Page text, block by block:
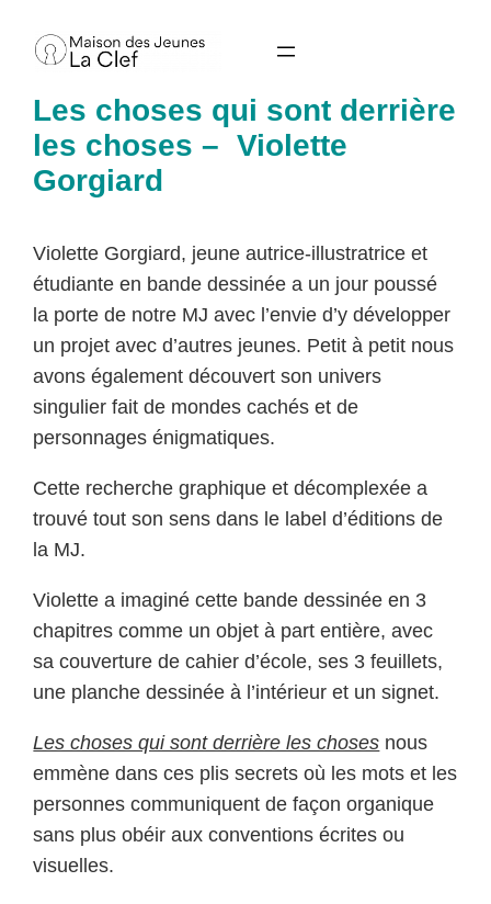
Les choses qui sont derrière
les choses – Violette
Gorgiard
Violette Gorgiard, jeune autrice-illustratrice et
étudiante en bande dessinée a un jour poussé
la porte de notre MJ avec l’envie d’y développer
un projet avec d’autres jeunes. Petit à petit nous
avons également découvert son univers
singulier fait de mondes cachés et de
personnages énigmatiques.
Cette recherche graphique et décomplexée a
trouvé tout son sens dans le label d’éditions de
la MJ.
Violette a imaginé cette bande dessinée en 3
chapitres comme un objet à part entière, avec
sa couverture de cahier d’école, ses 3 feuillets,
une planche dessinée à l’intérieur et un signet.
Les choses qui sont derrière les choses nous
emmène dans ces plis secrets où les mots et les
personnes communiquent de façon organique
sans plus obéir aux conventions écrites ou
visuelles.